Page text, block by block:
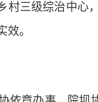
三级综治中心
。